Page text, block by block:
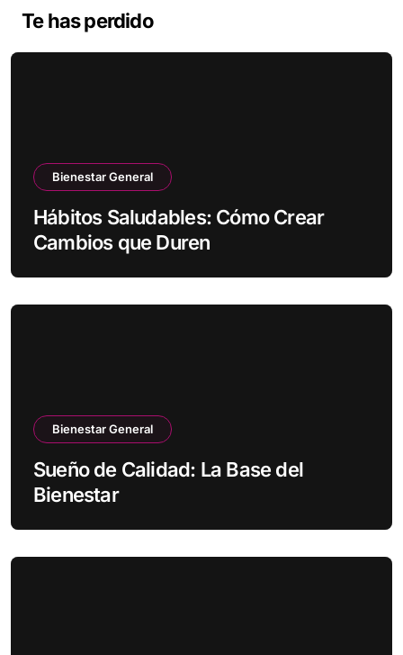
Te has perdido
Bienestar General
Hábitos Saludables: Cómo Crear
Cambios que Duren
Bienestar General
Sueño de Calidad: La Base del
Bienestar